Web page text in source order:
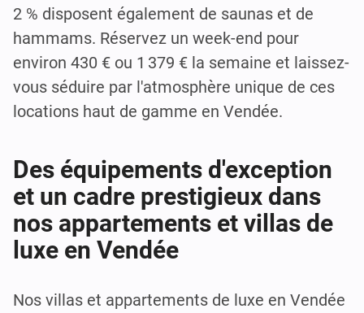
2 % disposent également de saunas et de
hammams. Réservez un week-end pour
environ 430 € ou 1 379 € la semaine et laissez-
vous séduire par l'atmosphère unique de ces
locations haut de gamme en Vendée.
Des équipements d'exception
et un cadre prestigieux dans
nos appartements et villas de
luxe en Vendée
Nos villas et appartements de luxe en Vendée